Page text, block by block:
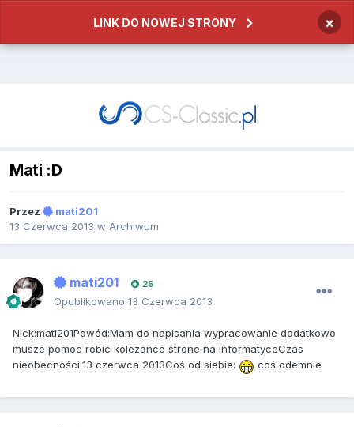
LINK DO NOWEJ STRONY ×
Mati :D
Przez
mati201
13 Czerwca 2013 w Archiwum
mati201 25
Opublikowano 13 Czerwca 2013
Nick:mati201Powód:Mam do napisania wypracowanie dodatkowo
musze pomoc robic kolezance strone na informatyceCzas
nieobecności:13 czerwca 2013Coś od siebie:
coś odemnie